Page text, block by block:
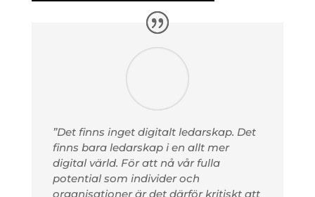
”Det finns inget digitalt ledarskap. Det
finns bara ledarskap i en allt mer
digital värld. För att nå vår fulla
potential som individer och
organisationer är det därför kritiskt att